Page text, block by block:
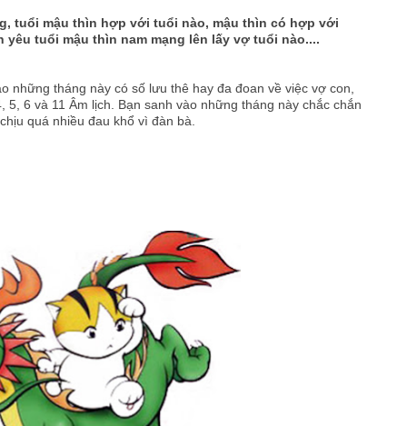
tuổi mậu thìn hợp với tuổi nào, mậu thìn có hợp với
tuổi mậu thìn nam mạng lên lấy vợ tuổi nào....
những tháng này có số lưu thê hay đa đoan về việc vợ con,
6 và 11 Âm lịch. Bạn sanh vào những tháng này chắc chắn
quá nhiều đau khổ vì đàn bà.